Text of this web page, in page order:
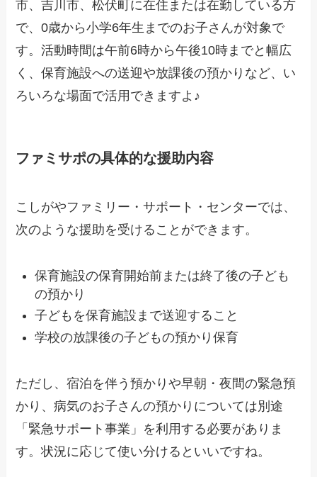
市、吉川市、松伏町に在住または在勤している方
で、0歳から小学6年生までのお子さんが対象で
す。活動時間は午前6時から午後10時までと幅広
く、保育施設への送迎や放課後の預かりなど、い
ろいろな場面で活用できますよ♪
ファミサポの具体的な援助内容
こしがやファミリー・サポート・センターでは、
次のような援助を受けることができます。
保育施設の保育開始前または終了後の子ども
の預かり
子どもを保育施設まで送迎すること
学校の放課後の子どもの預かり保育
ただし、宿泊を伴う預かりや早朝・夜間の緊急預
かり、病気のお子さんの預かりについては別途
「緊急サポート事業」を利用する必要がありま
す。状況に応じて使い分けるといいですね。